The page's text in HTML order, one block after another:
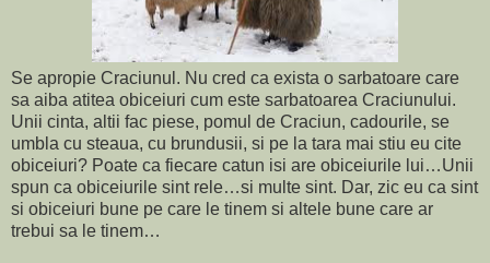
Se apropie Craciunul. Nu cred ca exista o sarbatoare care
sa aiba atitea obiceiuri cum este sarbatoarea Craciunului.
Unii cinta, altii fac piese, pomul de Craciun, cadourile, se
umbla cu steaua, cu brundusii, si pe la tara mai stiu eu cite
obiceiuri? Poate ca fiecare catun isi are obiceiurile lui…Unii
spun ca obiceiurile sint rele…si multe sint. Dar, zic eu ca sint
si obiceiuri bune pe care le tinem si altele bune care ar
trebui sa le tinem…